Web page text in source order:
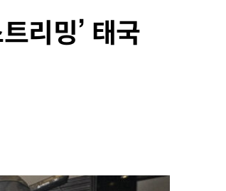
리밍’ 태국